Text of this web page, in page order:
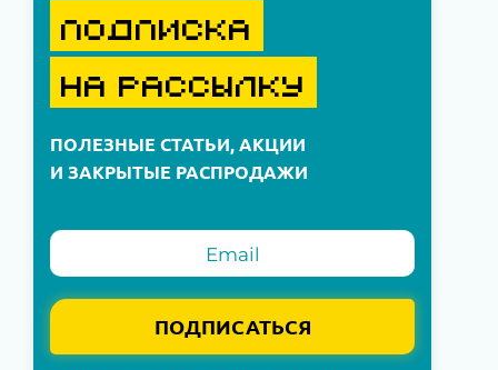
ПОДПИСКА
НА РАССЫЛКУ
ПОЛЕЗНЫЕ СТАТЬИ, АКЦИИ
И ЗАКРЫТЫЕ РАСПРОДАЖИ
ПОДПИСАТЬСЯ